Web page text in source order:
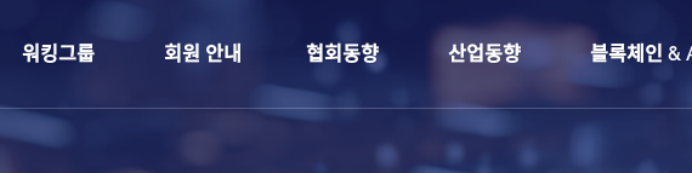
워킹그룹 회원 안내 협회동향 산업동향